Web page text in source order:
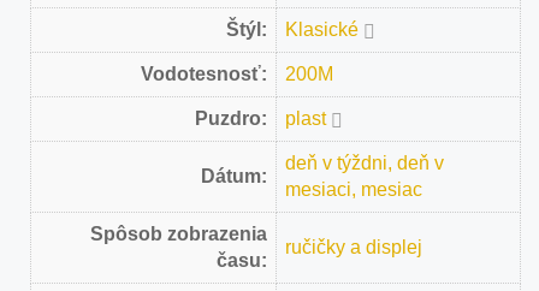
Štýl: Klasické
Vodotesnosť: 200M
Puzdro: plast
Dátum:
deň v týždni, deň v
mesiaci, mesiac
Spôsob zobrazenia
času:
ručičky a displej